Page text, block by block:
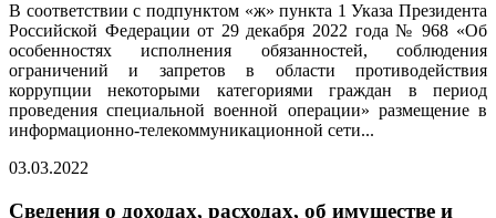
В соответствии с подпунктом «ж» пункта 1 Указа Президента
Российской Федерации от 29 декабря 2022 года № 968 «Об
особенностях исполнения обязанностей, соблюдения
ограничений и запретов в области противодействия
коррупции некоторыми категориями граждан в период
проведения специальной военной операции» размещение в
информационно-телекоммуникационной сети...
03.03.2022
Сведения о доходах, расходах, об имуществе и